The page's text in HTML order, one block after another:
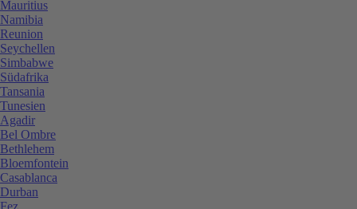
Mauritius
Namibia
Reunion
Seychellen
Simbabwe
Südafrika
Tansania
Tunesien
Agadir
Bel Ombre
Bethlehem
Bloemfontein
Casablanca
Durban
Fez